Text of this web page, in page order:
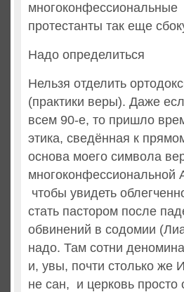
протестанты так еще
Надо определиться
Нельзя отделить
(практики веры). Даже
всем 90-е, то пришло
этика, сведённая к
основа моего символа
многоконфессиональной
чтобы увидеть
стать пастором после
обвинений в содомии
надо. Там сотни
и, увы, почти столько же
не сан, и церковь